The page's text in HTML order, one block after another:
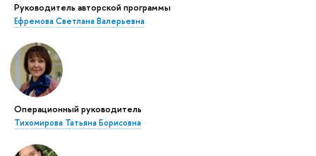
Руководитель авторской программы
Ефремова Светлана Валерьевна
Операционный руководитель
Тихомирова Татьяна Борисовна